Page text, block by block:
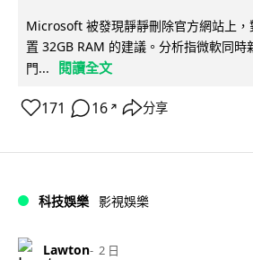
Microsoft 被發現靜靜刪除官方網站上
置 32GB RAM 的建議。分析指微軟同時
門...
閱讀全文
171 16 ↗ 分享
科技娛樂 影視娛樂
Lawton 2 日